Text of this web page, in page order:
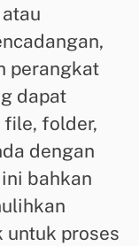
perangkat
dapat
file, folder,
dengan
bahkan
untuk proses